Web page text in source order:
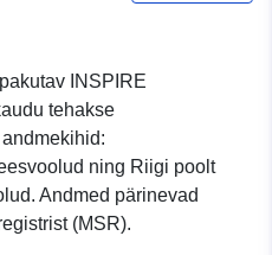
INSPIRE
tehakse
ning Riigi poolt
Andmed pärinevad
(MSR).